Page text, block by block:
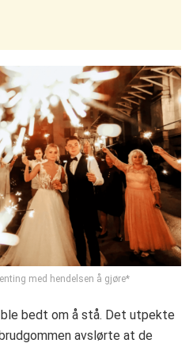
med hendelsen å gjøre*
bedt om å stå. Det utpekte
avslørte at de